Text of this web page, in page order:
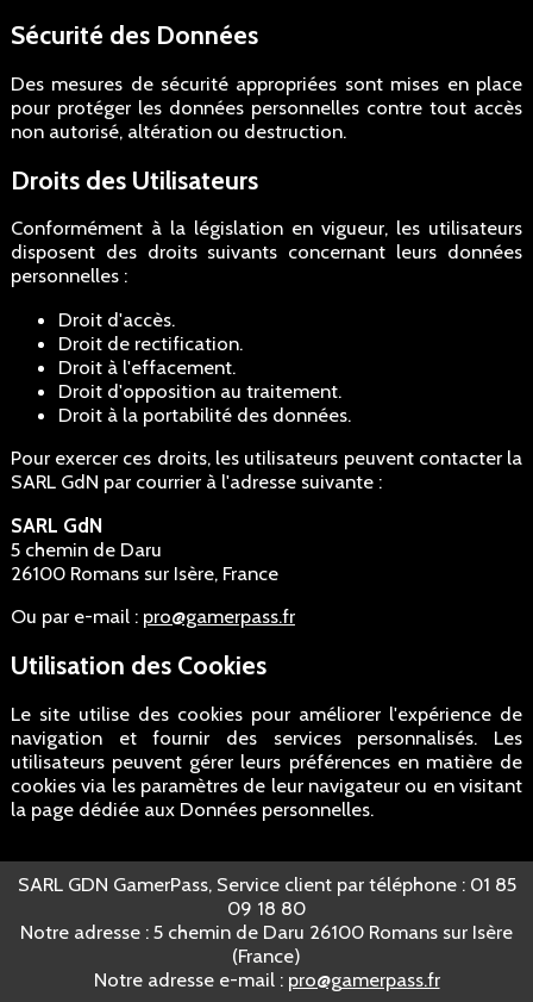
Sécurité des Données
Des mesures de sécurité appropriées sont mises en place
pour protéger les données personnelles contre tout accès
non autorisé, altération ou destruction.
Droits des Utilisateurs
Conformément à la législation en vigueur, les utilisateurs
disposent des droits suivants concernant leurs données
personnelles :
Droit d'accès.
Droit de rectification.
Droit à l'effacement.
Droit d'opposition au traitement.
Droit à la portabilité des données.
Pour exercer ces droits, les utilisateurs peuvent contacter la
SARL GdN par courrier à l'adresse suivante :
SARL GdN
5 chemin de Daru
26100 Romans sur Isère, France
Ou par e-mail : pro@gamerpass.fr
Utilisation des Cookies
Le site utilise des cookies pour améliorer l'expérience de
navigation et fournir des services personnalisés. Les
utilisateurs peuvent gérer leurs préférences en matière de
cookies via les paramètres de leur navigateur ou en visitant
la page dédiée aux Données personnelles.
SARL GDN GamerPass, Service client par téléphone : 01 85
09 18 80
Notre adresse : 5 chemin de Daru 26100 Romans sur Isère
(France)
Notre adresse e-mail : pro@gamerpass.fr